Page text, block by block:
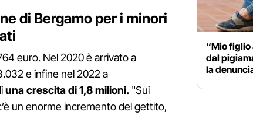
di Bergamo per i minori
euro. Nel 2020 è arrivato a
e infine nel 2022 a
una crescita di 1,8 milioni. "Sui
un enorme incremento del gettito,
“Mio
dal
la